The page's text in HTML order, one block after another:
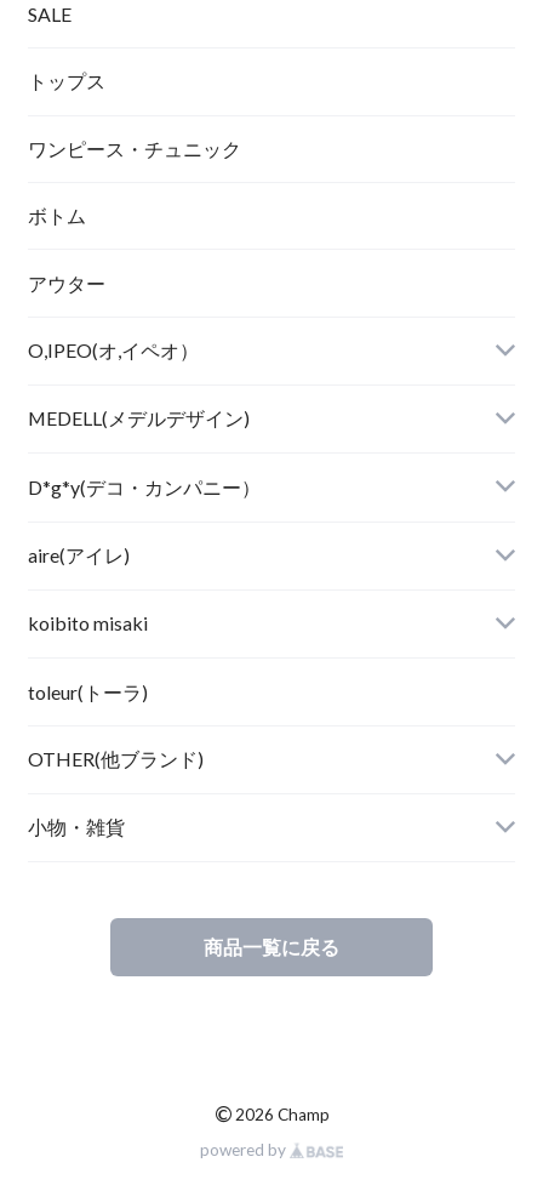
SALE
トップス
ワンピース・チュニック
ボトム
アウター
O,IPEO(オ,イペオ）
MEDELL(メデルデザイン)
D*g*y(デコ・カンパニー）
aire(アイレ)
koibito misaki
toleur(トーラ)
OTHER(他ブランド)
小物・雑貨
商品一覧に戻る
©2026 Champ
powered by